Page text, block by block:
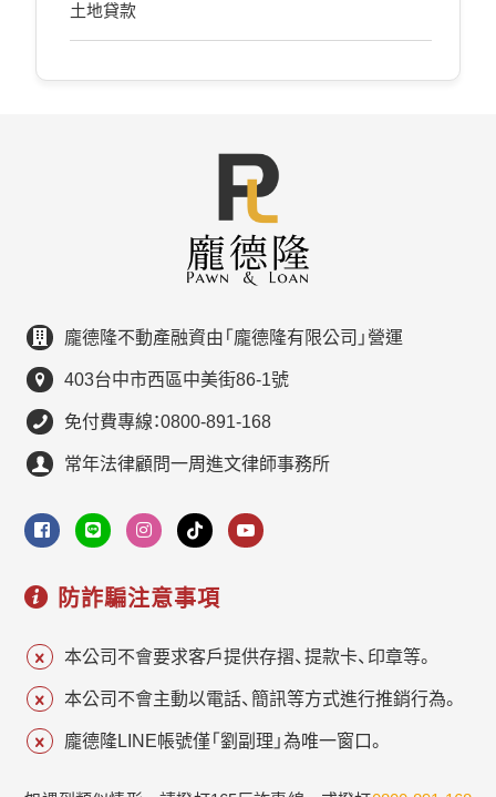
土地貸款
龐德隆不動產融資由「龐德隆有限公司」營運
403台中市西區中美街86-1號
免付費專線：0800-891-168
常年法律顧問一周進文律師事務所
防詐騙注意事項
本公司不會要求客戶提供存摺、提款卡、印章等。
本公司不會主動以電話、簡訊等方式進行推銷行為。
龐德隆LINE帳號僅「劉副理」為唯一窗口。